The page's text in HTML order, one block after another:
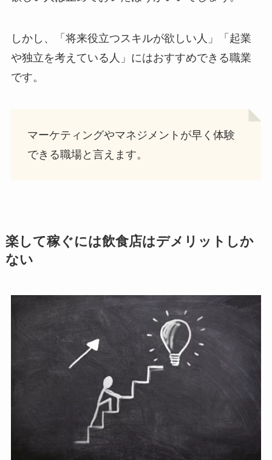
しかし、「将来役立つスキルが欲しい人」「起業
や独立を考えている人」にはおすすめできる職業
です。
マーケティングやマネジメントが早く体験
できる職場と言えます。
楽して稼ぐには飲食店はデメリットしか
ない